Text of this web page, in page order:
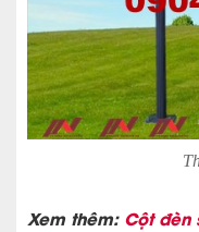
Xem thêm: Cột đèn